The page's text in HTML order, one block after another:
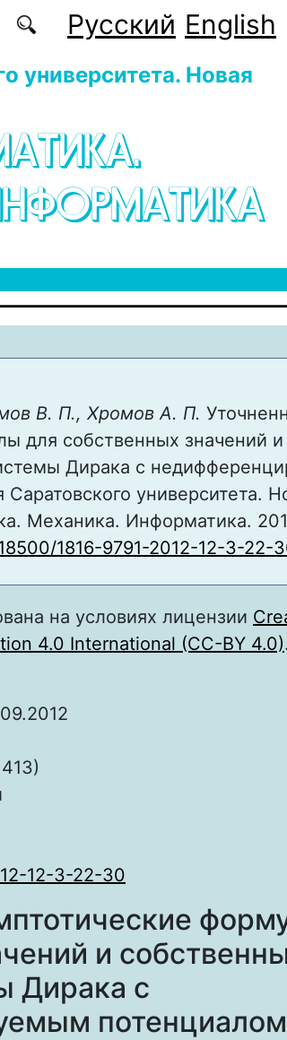
Русский English
университета. Новая
В. П., Хромов А. П.
для собственных значений и
Дирака с
университета.
Механика. Информатика.
1816-9791-2012-12-3-22-
на условиях лицензии
4.0 International (CC-BY 4.0).
12-3-22-30
и
Дирака с
потенциалом